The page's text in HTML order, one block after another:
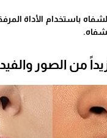
باستخدام الأداة
من الصور